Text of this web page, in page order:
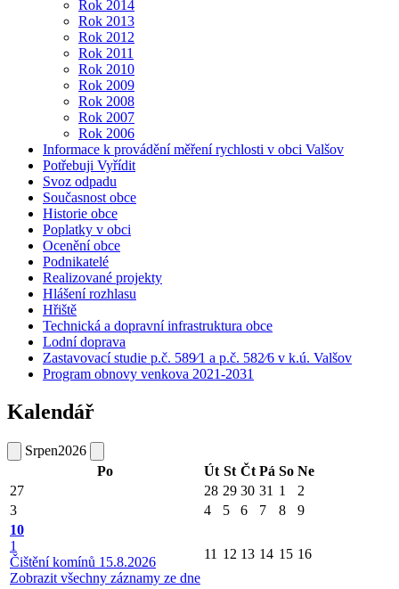
Rok 2014
Rok 2013
Rok 2012
Rok 2011
Rok 2010
Rok 2009
Rok 2008
Rok 2007
Rok 2006
Informace k provádění měření rychlosti v obci Valšov
Potřebuji Vyřídit
Svoz odpadu
Současnost obce
Historie obce
Poplatky v obci
Ocenění obce
Podnikatelé
Realizované projekty
Hlášení rozhlasu
Hřiště
Technická a dopravní infrastruktura obce
Lodní doprava
Zastavovací studie p.č. 589⁄1 a p.č. 582⁄6 v k.ú. Valšov
Program obnovy venkova 2021-2031
Kalendář
Srpen2026
Po
Út St Čt Pá So Ne
27
28 29 30 31 1
2
3
4 5 6 7 8
9
10
1
Čištění komínů 15.8.2026
Zobrazit všechny záznamy ze dne
11 12 13 14 15 16